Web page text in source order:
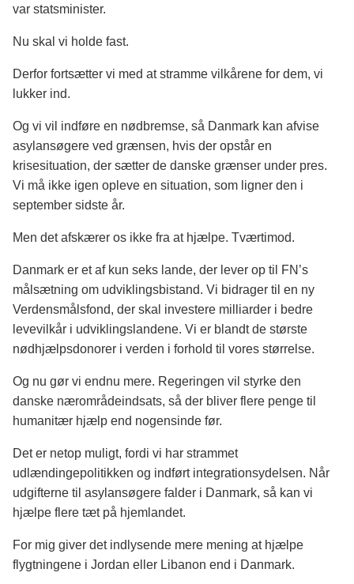
var statsminister.
Nu skal vi holde fast.
Derfor fortsætter vi med at stramme vilkårene for dem, vi
lukker ind.
Og vi vil indføre en nødbremse, så Danmark kan afvise
asylansøgere ved grænsen, hvis der opstår en
krisesituation, der sætter de danske grænser under pres.
Vi må ikke igen opleve en situation, som ligner den i
september sidste år.
Men det afskærer os ikke fra at hjælpe. Tværtimod.
Danmark er et af kun seks lande, der lever op til FN’s
målsætning om udviklingsbistand. Vi bidrager til en ny
Verdensmålsfond, der skal investere milliarder i bedre
levevilkår i udviklingslandene. Vi er blandt de største
nødhjælpsdonorer i verden i forhold til vores størrelse.
Og nu gør vi endnu mere. Regeringen vil styrke den
danske nærområdeindsats, så der bliver flere penge til
humanitær hjælp end nogensinde før.
Det er netop muligt, fordi vi har strammet
udlændingepolitikken og indført integrationsydelsen. Når
udgifterne til asylansøgere falder i Danmark, så kan vi
hjælpe flere tæt på hjemlandet.
For mig giver det indlysende mere mening at hjælpe
flygtningene i Jordan eller Libanon end i Danmark.